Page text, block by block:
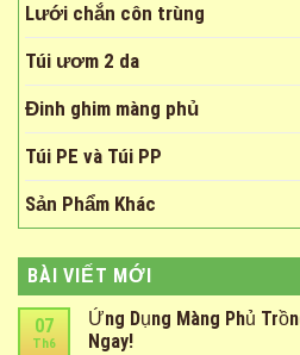
Lưới chắn côn trùng
Túi ươm 2 da
Đinh ghim màng phủ
Túi PE và Túi PP
Sản Phẩm Khác
BÀI VIẾT MỚI
07
Th6
Ứng Dụng Màng Phủ
Ngay!